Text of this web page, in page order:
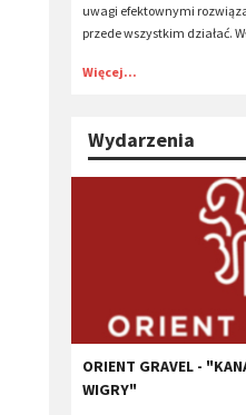
uwagi efektownymi
przede wszystkim działać.
Więcej...
Wydarzenia
ORIENT GRAVEL -
WIGRY"